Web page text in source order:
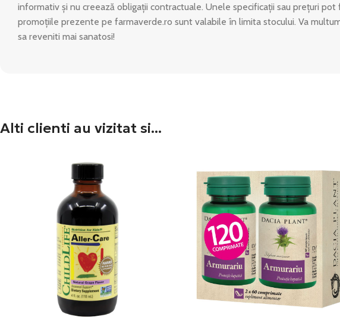
informativ și nu creează obligații contractuale. Unele specificații sau prețuri
promoțiile prezente pe farmaverde.ro sunt valabile în limita stocului. Va
sa reveniti mai sanatosi!
Alti clienti au vizitat si...